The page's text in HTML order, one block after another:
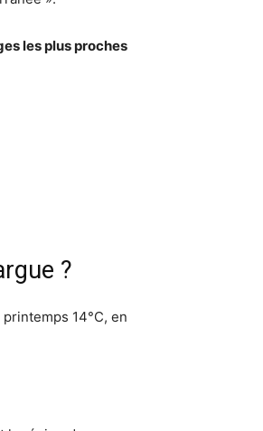
les plus proches
?
14°C, en